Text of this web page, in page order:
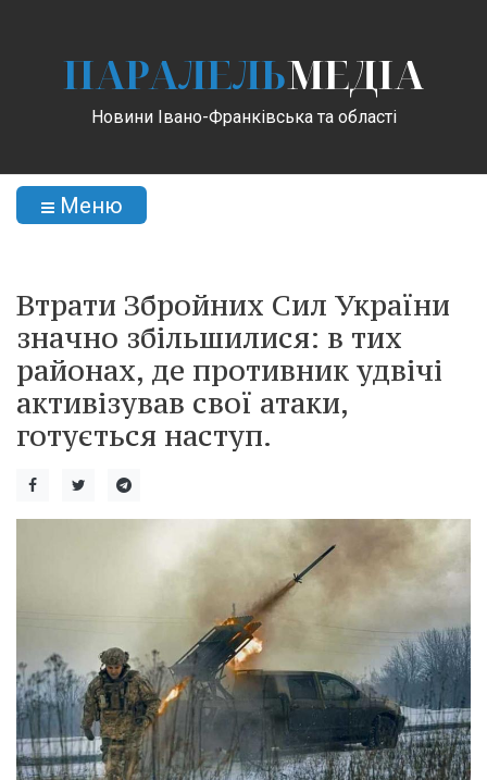
ПАРАЛЕЛЬМЕДІА
Новини Івано-Франківська та області
Меню
Втрати Збройних Сил України
значно збільшилися: в тих
районах, де противник удвічі
активізував свої атаки,
готується наступ.